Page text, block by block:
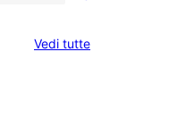
Vedi tuttele